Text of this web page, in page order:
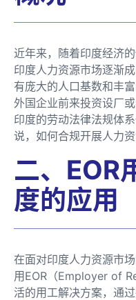
近年来，随着印度经济
印度人力资源市场逐渐
有庞大的人口基数和丰
外国企业前来投资设厂
印度的劳动法律法规体
说，如何合规开展人力
二、EOR
度的应用
在面对印度人力资源市
用EOR（Employer of
活的用工解决方案，通